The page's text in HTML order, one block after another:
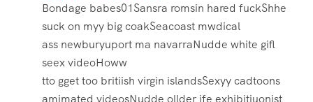
Bondage babes01Sansra romsin hared fuckShhe
suck on myy big coakSeacoast mwdical
ass newburyuport ma navarraNudde white gifl
seex videoHoww
tto gget too britiish virgin islandsSexyy cadtoons